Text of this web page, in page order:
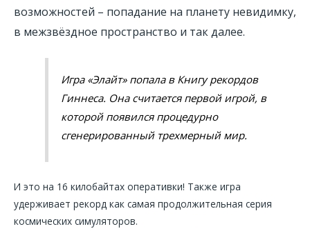
возможностей – попадание на планету невидимку,
в межзвёздное пространство и так далее.
Игра «Элайт» попала в Книгу рекордов
Гиннеса. Она считается первой игрой, в
которой появился процедурно
сгенерированный трехмерный мир.
И это на 16 килобайтах оперативки! Также игра
удерживает рекорд как самая продолжительная серия
космических симуляторов.